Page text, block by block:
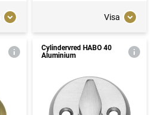
Visa
Cylindervred HABO 40
Aluminium